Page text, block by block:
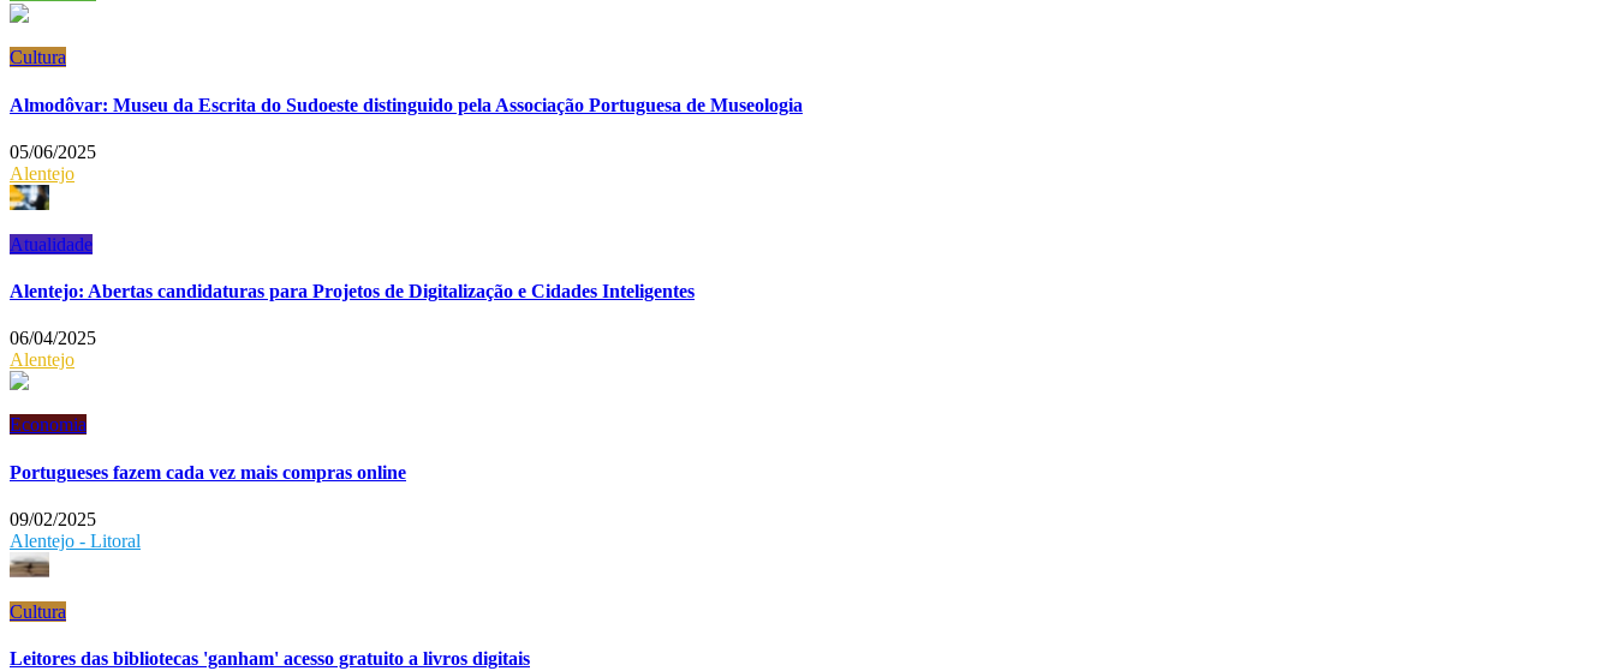
Cultura
Almodôvar: Museu da Escrita do Sudoeste distinguido pela Associação Portuguesa de Museologia
05/06/2025
Alentejo
Atualidade
Alentejo: Abertas candidaturas para Projetos de Digitalização e Cidades Inteligentes
06/04/2025
Alentejo
Economia
Portugueses fazem cada vez mais compras online
09/02/2025
Alentejo - Litoral
Cultura
Leitores das bibliotecas 'ganham' acesso gratuito a livros digitais